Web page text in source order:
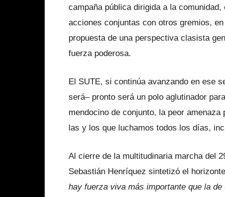
campaña pública dirigida a la
acciones conjuntas con otros gremios,
propuesta de una perspectiva clasista
fuerza poderosa.
El SUTE, si continúa avanzando en ese
será– pronto será un polo aglutinador
mendocino de conjunto, la peor
las y los que luchamos todos los días,
Al cierre de la multitudinaria marcha del
Sebastián Henríquez sintetizó el
hay fuerza viva más importante que la